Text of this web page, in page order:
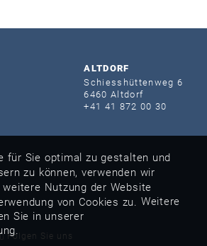
ALTDORF
Schiesshütten­weg 6
6460 Altdorf
+41 41 872 00 30
Folgen Sie uns
für Sie optimal zu gestalten und
zu können, verwenden wir
Nutzung der Website
von Cookies zu. Weitere
Sie in unserer